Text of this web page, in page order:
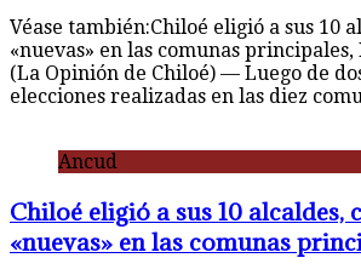
Véase también:Chiloé eligió a sus 10
«nuevas» en las comunas principales,
(La Opinión de Chiloé) — Luego de
elecciones realizadas en las diez
Ancud
Chiloé eligió a sus 10 alcaldes,
«nuevas» en las comunas